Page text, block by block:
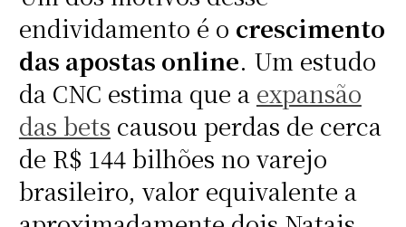
endividamento é o crescimento
das apostas online. Um estudo
da CNC estima que a expansão
das bets causou perdas de cerca
de R$ 144 bilhões no varejo
brasileiro, valor equivalente a